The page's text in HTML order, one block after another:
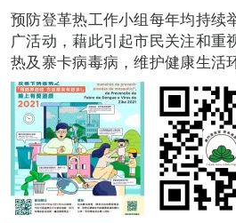
预防登革热工作小组每年均持续
广活动，藉此引起市民关注和重
热及寨卡病毒病，维护健康生活